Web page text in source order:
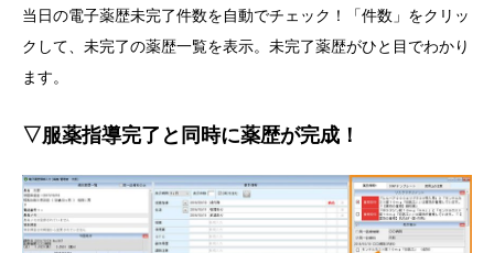
当日の電子薬歴未完了件数を自動でチェック！「件数」をクリッ
クして、未完了の薬歴一覧を表示。未完了薬歴がひと目でわかり
ます。
▽服薬指導完了と同時に薬歴が完成！